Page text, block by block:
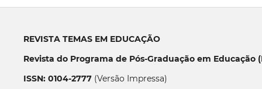
REVISTA TEMAS EM EDUCAÇÃO
Revista do Programa de Pós-Graduação em Educação
ISSN: 0104-2777(Versão Impressa)